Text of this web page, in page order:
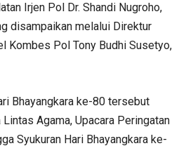
Irjen Pol Dr. Shandi Nugroho,
disampaikan melalui Direktur
Kombes Pol Tony Budhi Susetyo,
Bhayangkara ke-80 tersebut
Agama, Upacara Peringatan
Syukuran Hari Bhayangkara ke-